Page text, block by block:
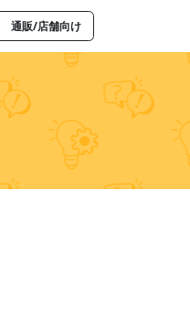
通販/店舗向け